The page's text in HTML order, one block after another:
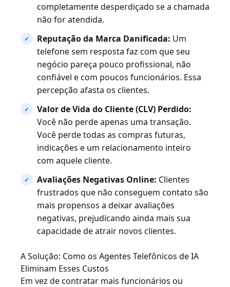
completamente desperdiçado se a chamada
não for atendida.
Reputação da Marca Danificada: Um
telefone sem resposta faz com que seu
negócio pareça pouco profissional, não
confiável e com poucos funcionários. Essa
percepção afasta os clientes.
Valor de Vida do Cliente (CLV) Perdido:
Você não perde apenas uma transação.
Você perde todas as compras futuras,
indicações e um relacionamento inteiro
com aquele cliente.
Avaliações Negativas Online: Clientes
frustrados que não conseguem contato são
mais propensos a deixar avaliações
negativas, prejudicando ainda mais sua
capacidade de atrair novos clientes.
A Solução: Como os Agentes Telefônicos de IA
Eliminam Esses Custos
Em vez de contratar mais funcionários ou